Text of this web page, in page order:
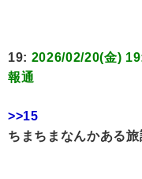
19: 2026/02/20(金)
報通
>>15
ちまちまなんかある